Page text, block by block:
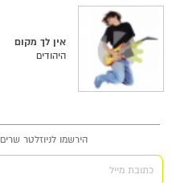
אין לך מקום
היהודים
הירשמו לניוזלטר
כתובת מייל